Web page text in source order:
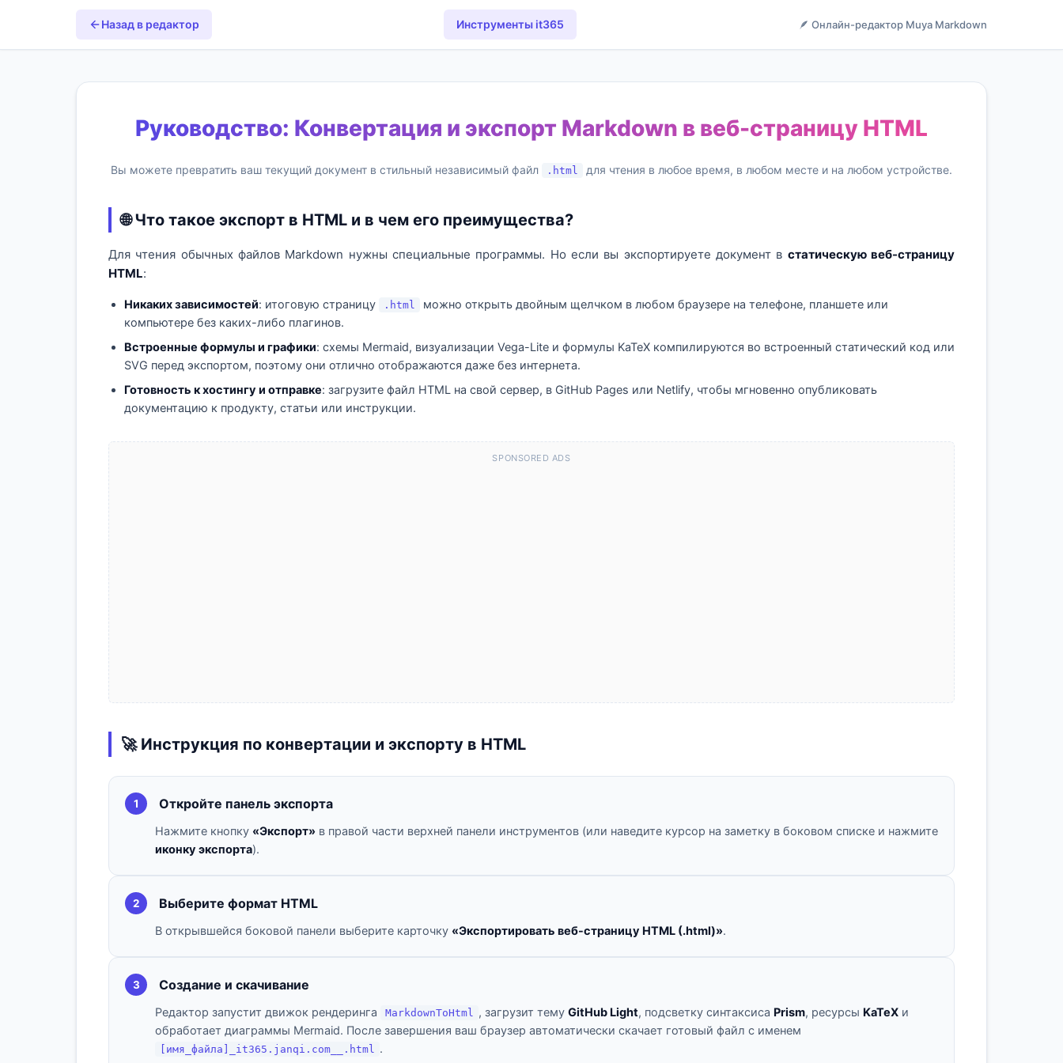
Назад в редактор Инструменты it365 🪶 Онлайн-редактор Muya Markdown
Руководство: Конвертация и экспорт Markdown в веб-страницу HTML
Вы можете превратить ваш текущий документ в стильный независимый файл .html для чтения в любое время, в любом месте и на любом устройстве.
🌐 Что такое экспорт в HTML и в чем его преимущества?
Для чтения обычных файлов Markdown нужны специальные программы. Но если вы экспортируете документ в статическую веб-страницу
HTML:
Никаких зависимостей: итоговую страницу .html
можно открыть двойным щелчком в любом браузере на телефоне, планшете или
компьютере без каких-либо плагинов.
Встроенные формулы и графики: схемы Mermaid, визуализации Vega-Lite и формулы KaTeX компилируются во встроенный статический код или
SVG перед экспортом, поэтому они отлично отображаются даже без интернета.
Готовность к хостингу и отправке: загрузите файл HTML на свой сервер, в GitHub Pages или Netlify, чтобы мгновенно опубликовать
документацию к продукту, статьи или инструкции.
SPONSORED ADS
🚀 Инструкция по конвертации и экспорту в HTML
1 Откройте панель экспорта
Нажмите кнопку «Экспорт» в правой части верхней панели инструментов (или наведите курсор на заметку в боковом списке и нажмите
иконку экспорта).
2 Выберите формат HTML
В открывшейся боковой панели выберите карточку «Экспортировать веб-страницу HTML (.html)».
3 Создание и скачивание
Редактор запустит движок рендеринга MarkdownToHtml , загрузит тему GitHub Light, подсветку синтаксиса Prism, ресурсы KaTeX и
обработает диаграммы Mermaid. После завершения ваш браузер автоматически скачает готовый файл с именем
[имя_файла]_it365.janqi.com__.html .